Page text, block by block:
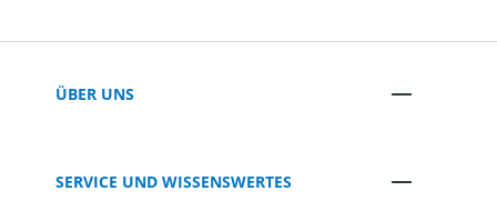
ÜBER UNS
SERVICE UND WISSENSWERTES